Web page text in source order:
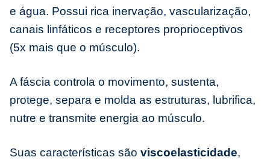
e água. Possui rica inervação, vascularização,
canais linfáticos e receptores proprioceptivos
(5x mais que o músculo).
A fáscia controla o movimento, sustenta,
protege, separa e molda as estruturas, lubrifica,
nutre e transmite energia ao músculo.
Suas características são viscoelasticidade,